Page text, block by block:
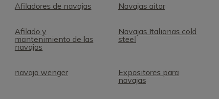
Afiladores de navajas Navajas aitor
Afilado y
mantenimiento de las
navajas
Navajas Italianas cold
steel
navaja wenger
Expositores para
navajas